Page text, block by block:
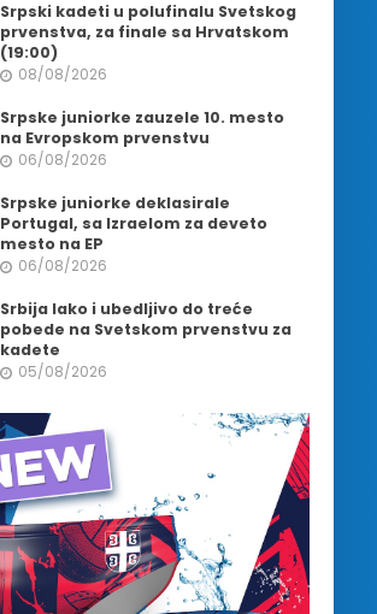
Srpski kadeti u polufinalu Svetskog
prvenstva, za finale sa Hrvatskom
(19:00)
08/08/2026
Srpske juniorke zauzele 10. mesto
na Evropskom prvenstvu
06/08/2026
Srpske juniorke deklasirale
Portugal, sa Izraelom za deveto
mesto na EP
06/08/2026
Srbija lako i ubedljivo do treće
pobede na Svetskom prvenstvu za
kadete
05/08/2026